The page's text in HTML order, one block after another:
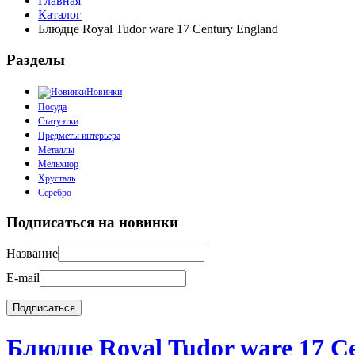
Каталог
Блюдце Royal Tudor ware 17 Century England
Разделы
Новинки
Посуда
Статуэтки
Предметы интерьера
Металлы
Мельхиор
Хрусталь
Серебро
Подписаться на новинки
Название
E-mail
Блюдце Royal Tudor ware 17